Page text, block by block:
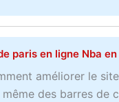
paris en ligne Nba
améliorer le
des barres de